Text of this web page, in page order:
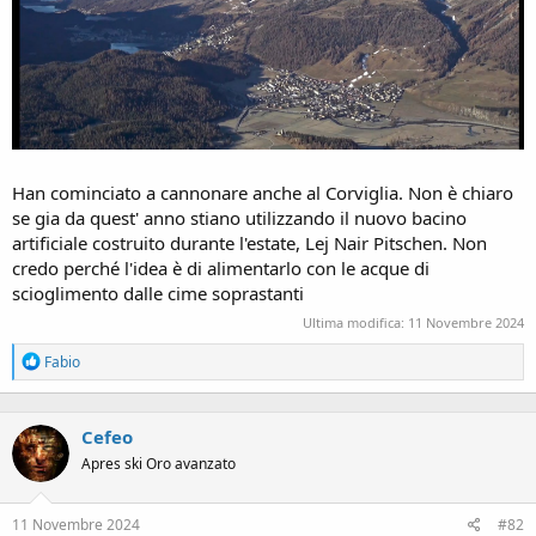
Han cominciato a cannonare anche al Corviglia. Non è chiaro
se gia da quest' anno stiano utilizzando il nuovo bacino
artificiale costruito durante l'estate, Lej Nair Pitschen. Non
credo perché l'idea è di alimentarlo con le acque di
scioglimento dalle cime soprastanti
Ultima modifica: 11 Novembre 2024
R
e
a
t
i
o
n
:
Fabio
Cefeo
Apres ski Oro avanzato
11 Novembre 2024 #82